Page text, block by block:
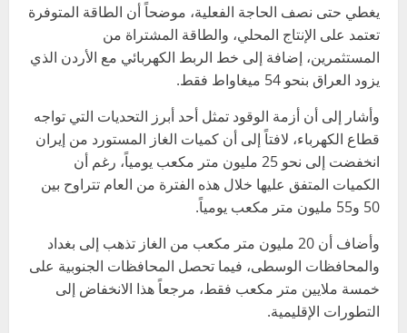
يغطي حتى نصف الحاجة الفعلية، موضحاً أن الطاقة المتوفرة
تعتمد على الإنتاج المحلي، والطاقة المشتراة من
المستثمرين، إضافة إلى خط الربط الكهربائي مع الأردن الذي
يزود العراق بنحو 54 ميغاواط فقط.
وأشار إلى أن أزمة الوقود تمثل أحد أبرز التحديات التي تواجه
قطاع الكهرباء، لافتاً إلى أن كميات الغاز المستورد من إيران
انخفضت إلى نحو 25 مليون متر مكعب يومياً، رغم أن
الكميات المتفق عليها خلال هذه الفترة من العام تتراوح بين
50 و55 مليون متر مكعب يومياً.
وأضاف أن 20 مليون متر مكعب من الغاز تذهب إلى بغداد
والمحافظات الوسطى، فيما تحصل المحافظات الجنوبية على
خمسة ملايين متر مكعب فقط، مرجعاً هذا الانخفاض إلى
التطورات الإقليمية.